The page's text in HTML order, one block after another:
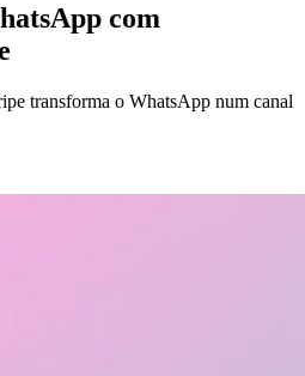
com
transforma o WhatsApp num canal